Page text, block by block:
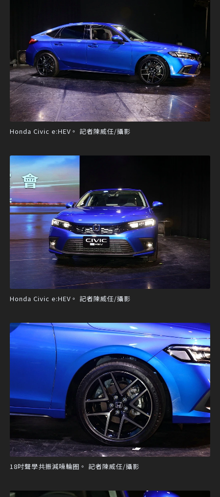
Honda Civic e:HEV。 記者陳威任/攝影
Honda Civic e:HEV。 記者陳威任/攝影
18吋聲學共振減噪輪圈。 記者陳威任/攝影